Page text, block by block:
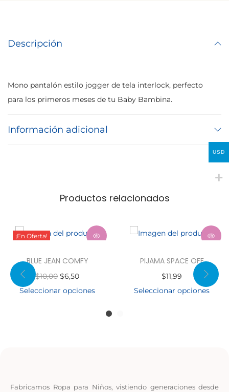
Descripción
Mono pantalón estilo jogger de tela interlock, perfecto
para los primeros meses de tu Baby Bambina.
Información adicional
Productos relacionados
¡En Oferta!
BLUE JEAN COMFY
$10,00 $6,50
Seleccionar opciones
PIJAMA SPACE OFF
$11,99
Seleccionar opciones
Fabricamos Ropa para Niños, vistiendo generaciones desde
USD